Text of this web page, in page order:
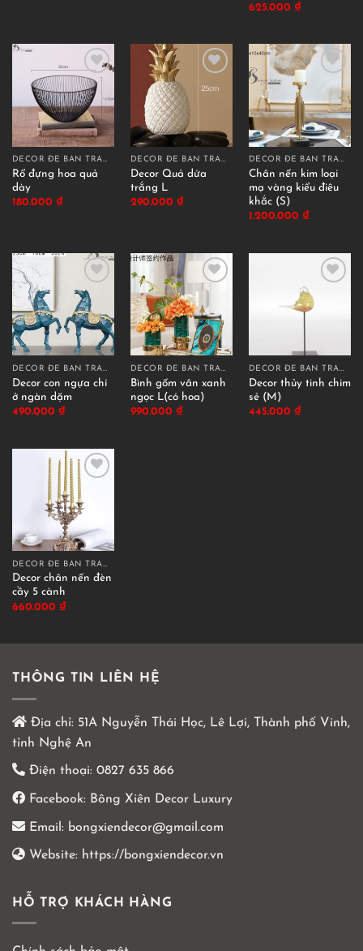
625.000 ₫
DECOR ĐỂ BÀN TRANG TRÍ
Rổ đựng hoa quả
dày
180.000 ₫
DECOR ĐỂ BÀN TRANG TRÍ
Decor Quả dứa
trắng L
290.000 ₫
DECOR ĐỂ BÀN TRANG TRÍ
Chân nến kim loại
mạ vàng kiểu điêu
khắc (S)
1.200.000 ₫
DECOR ĐỂ BÀN TRANG TRÍ
Decor con ngựa chí
ở ngàn dặm
490.000 ₫
DECOR ĐỂ BÀN TRANG TRÍ
Bình gốm vân xanh
ngọc L(có hoa)
990.000 ₫
DECOR ĐỂ BÀN TRANG TRÍ
Decor thủy tinh chim
sẻ (M)
445.000 ₫
DECOR ĐỂ BÀN TRANG TRÍ
Decor chân nến đèn
cầy 5 cành
660.000 ₫
THÔNG TIN LIÊN HỆ
Địa chỉ: 51A Nguyễn Thái Học, Lê Lợi, Thành phố Vinh,
tỉnh Nghệ An
Điện thoại: 0827 635 866
Facebook: Bông Xiên Decor Luxury
Email: bongxiendecor@gmail.com
Website: https://bongxiendecor.vn
HỖ TRỢ KHÁCH HÀNG